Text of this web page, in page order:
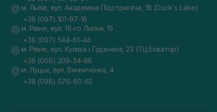
м. Львів, вул. Академіка Підстригача, 1В (Duck's Lake)
+38 (097) 101-97-16
м. Рівне, вул. 16-го Липня, 15
+38 (097) 544-61-44
м. Рівне, вул. Кулика і Гудачека, 23 (ТЦ Екватор)
+38 (068) 209-34-88
м. Луцьк, вул. Винниченка, 4
+38 (098) 076-60-62